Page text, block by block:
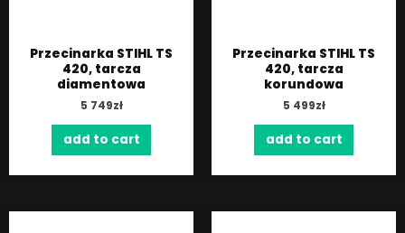
Przecinarka STIHL TS
420, tarcza
diamentowa
5 749zł
add to cart
Przecinarka STIHL TS
420, tarcza
korundowa
5 499zł
add to cart